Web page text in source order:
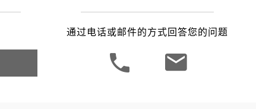
通过电话或邮件的方式回答您的问题